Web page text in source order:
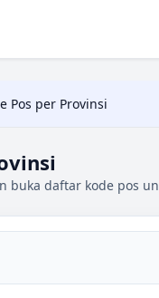
Pos per Provinsi
buka daftar kode pos